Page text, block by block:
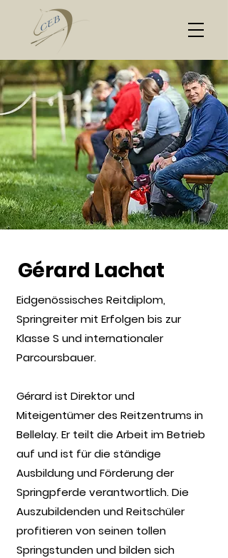
Gérard Lachat
Eidgenössisches Reitdiplom,
Springreiter mit Erfolgen bis zur
Klasse S und internationaler
Parcoursbauer.
Gérard ist Direktor und
Miteigentümer des Reitzentrums in
Bellelay. Er teilt die Arbeit im Betrieb
auf und ist für die ständige
Ausbildung und Förderung der
Springpferde verantwortlich. Die
Auszubildenden und Reitschüler
profitieren von seinen tollen
Springstunden und bilden sich